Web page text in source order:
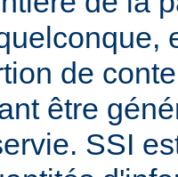
de
être
SSI